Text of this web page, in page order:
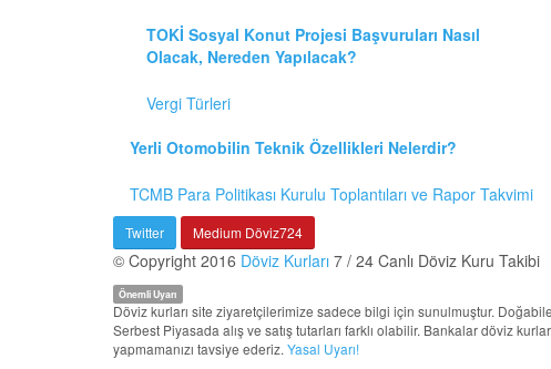
TOKİ Sosyal Konut Projesi Başvuruları Nasıl
Olacak, Nereden Yapılacak?
Vergi Türleri
Yerli Otomobilin Teknik Özellikleri Nelerdir?
TCMB Para Politikası Kurulu Toplantıları ve Rapor Takvimi
Twitter Medium Döviz724
© Copyright 2016 Döviz Kurları 7 / 24 Canlı Döviz Kuru Takibi
Önemli Uyarı
Döviz kurları site ziyaretçilerimize sadece bilgi için sunulmuştur.
Serbest Piyasada alış ve satış tutarları farklı olabilir. Bankalar döviz
yapmamanızı tavsiye ederiz. Yasal Uyarı!